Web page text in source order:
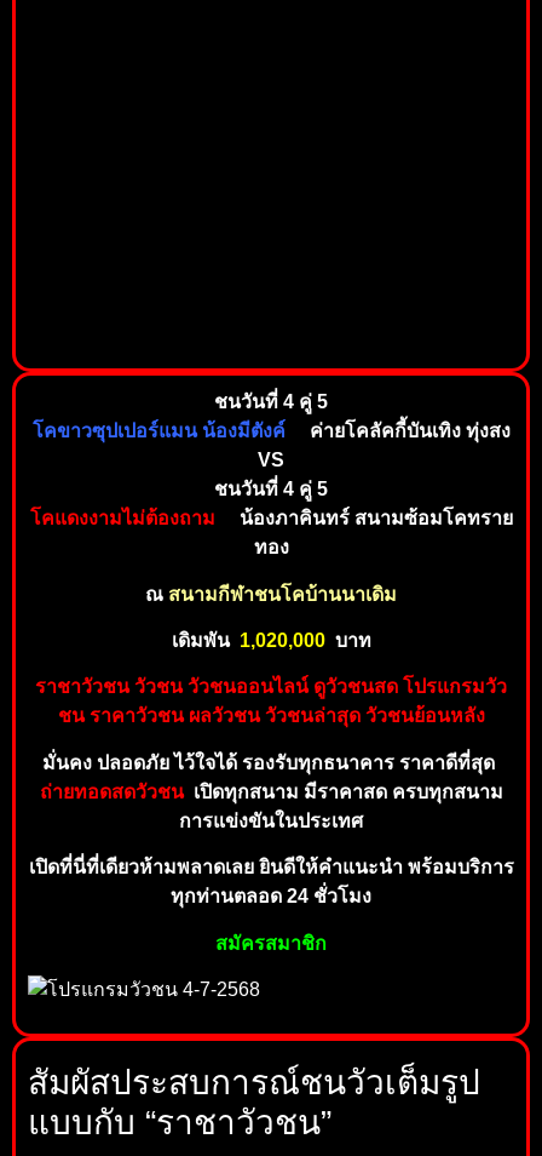
ชนวันที่ 4 คู่ 5
โคขาวซุปเปอร์แมน น้องมีตังค์ ค่ายโคลัคกี้บันเทิง ทุ่งสง
VS
ชนวันที่ 4 คู่ 5
โคแดงงามไม่ต้องถาม น้องภาคินทร์ สนามซ้อมโคทราย
ทอง
ณ สนามกีฬาชนโคบ้านนาเดิม
เดิมพัน 1,020,000บาท
ราชาวัวชน วัวชน วัวชนออนไลน์ ดูวัวชนสด โปรแกรมวัว
ชนราคาวัวชน ผลวัวชน วัวชนล่าสุด วัวชนย้อนหลัง
มั่นคง ปลอดภัย ไว้ใจได้ รองรับทุกธนาคาร ราคาดีที่สุด
ถ่ายทอดสดวัวชน เปิดทุกสนาม มีราคาสด ครบทุกสนาม
การแข่งขันในประเทศ
เปิดที่นี่ที่เดียวห้ามพลาดเลย ยินดีให้คำแนะนำ พร้อมบริการ
ทุกท่านตลอด 24 ชั่วโมง
สมัครสมาชิก
สัมผัสประสบการณ์ชนวัวเต็มรูป
แบบกับ “ราชาวัวชน”